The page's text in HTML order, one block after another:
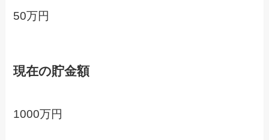
50万円
現在の貯金額
1000万円